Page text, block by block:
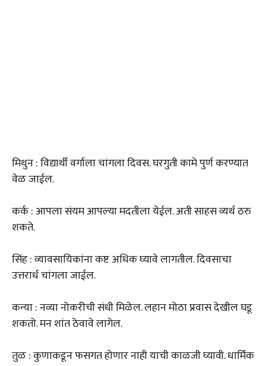
मिथुन : विद्यार्थी वर्गाला चांगला दिवस. घरगुती कामे पुर्ण करण्यात
वेळ जाईल.
कर्क : आपला संयम आपल्या मदतीला येईल. अती साहस व्यर्थ ठरु
शकते.
सिंह : व्यावसायिकांना कष्ट अधिक घ्यावे लागतील. दिवसाचा
उत्तरार्ध चांगला जाईल.
कन्या : नव्या नोकरीची संधी मिळेल. लहान मोठा प्रवास देखील घडू
शकतो. मन शांत ठेवावे लागेल.
तुळ : कुणाकडून फसगत होणार नाही याची काळजी घ्यावी. धार्मिक